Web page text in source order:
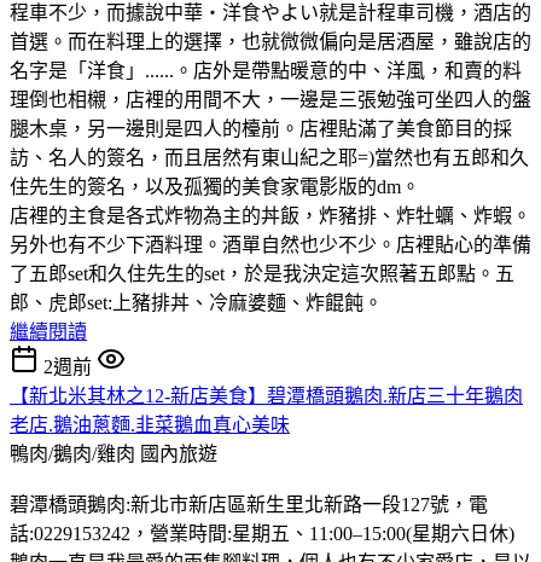
程車不少，而據說中華・洋食やよい就是計程車司機，酒店的
首選。而在料理上的選擇，也就微微偏向是居酒屋，雖說店的
名字是「洋食」......。店外是帶點暖意的中、洋風，和賣的料
理倒也相櫬，店裡的用間不大，一邊是三張勉強可坐四人的盤
腿木桌，另一邊則是四人的檯前。店裡貼滿了美食節目的採
訪、名人的簽名，而且居然有東山紀之耶=)當然也有五郎和久
住先生的簽名，以及孤獨的美食家電影版的dm。
店裡的主食是各式炸物為主的丼飯，炸豬排、炸牡蠣、炸蝦。
另外也有不少下酒料理。酒單自然也少不少。店裡貼心的準備
了五郎set和久住先生的set，於是我決定這次照著五郎點。五
郎、虎郎set:上豬排丼、冷麻婆麵、炸餛飩。
繼續閱讀
2週前
【新北米其林之12-新店美食】碧潭橋頭鵝肉.新店三十年鵝肉
老店.鵝油蔥麵.韭菜鵝血真心美味
鴨肉/鵝肉/雞肉 國內旅遊
碧潭橋頭鵝肉:新北市新店區新生里北新路一段127號，電
話:0229153242，營業時間:星期五、11:00–15:00(星期六日休)